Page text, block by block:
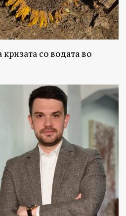
кризата со водата во